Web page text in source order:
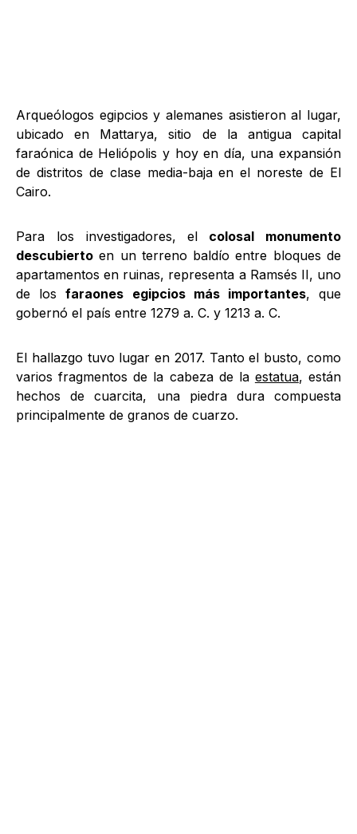
Arqueólogos egipcios y alemanes asistieron al lugar,
ubicado en Mattarya, sitio de la antigua capital
faraónica de Heliópolis y hoy en día, una expansión
de distritos de clase media-baja en el noreste de El
Cairo.
Para los investigadores, el colosal monumento
descubierto en un terreno baldío entre bloques de
apartamentos en ruinas, representa a Ramsés II, uno
de losfaraones egipcios más importantes, que
gobernó el país entre 1279 a. C. y 1213 a. C.
El hallazgo tuvo lugar en 2017. Tanto el busto, como
varios fragmentos de la cabeza de la estatua, están
hechos de cuarcita, una piedra dura compuesta
principalmente de granos de cuarzo.